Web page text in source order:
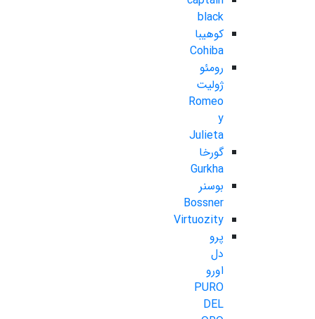
black
کوهیبا
Cohiba
رومئو
ژولیت
Romeo
y
Julieta
گورخا
Gurkha
بوسنر
Bossner
Virtuozity
پرو
دل
اورو
PURO
DEL